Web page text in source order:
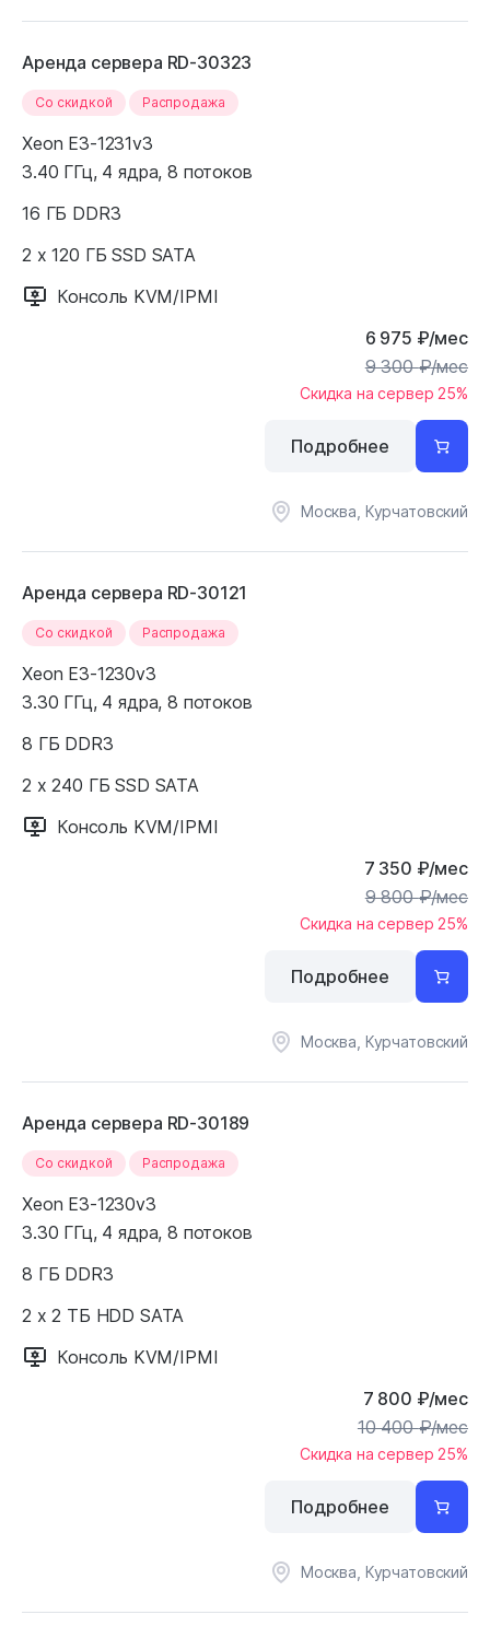
Аренда сервера RD-30323
Cо скидкой Распродажа
Xeon E3-1231v3
3.40 ГГц, 4 ядра, 8 потоков
16 ГБ DDR3
2 x 120 ГБ SSD SATA
Консоль KVM/IPMI
6 975 ₽/мес
9 300₽/мес
Скидка на сервер 25%
Москва, Курчатовский
Подробнее
Аренда сервера RD-30121
Cо скидкой Распродажа
Xeon E3-1230v3
3.30 ГГц, 4 ядра, 8 потоков
8 ГБ DDR3
2 x 240 ГБ SSD SATA
Консоль KVM/IPMI
7 350 ₽/мес
9 800₽/мес
Скидка на сервер 25%
Москва, Курчатовский
Подробнее
Аренда сервера RD-30189
Cо скидкой Распродажа
Xeon E3-1230v3
3.30 ГГц, 4 ядра, 8 потоков
8 ГБ DDR3
2 x 2 ТБ HDD SATA
Консоль KVM/IPMI
7 800 ₽/мес
10 400₽/мес
Скидка на сервер 25%
Москва, Курчатовский
Подробнее